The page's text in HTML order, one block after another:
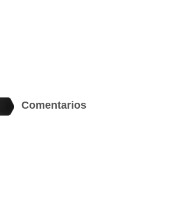
Comentarios